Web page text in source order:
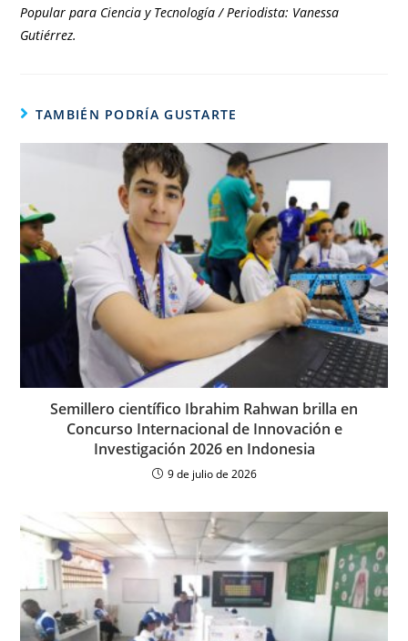
Popular para Ciencia y Tecnología / Periodista: Vanessa
Gutiérrez.
TAMBIÉN PODRÍA GUSTARTE
Semillero científico Ibrahim Rahwan brilla en
Concurso Internacional de Innovación e
Investigación 2026 en Indonesia
9 de julio de 2026